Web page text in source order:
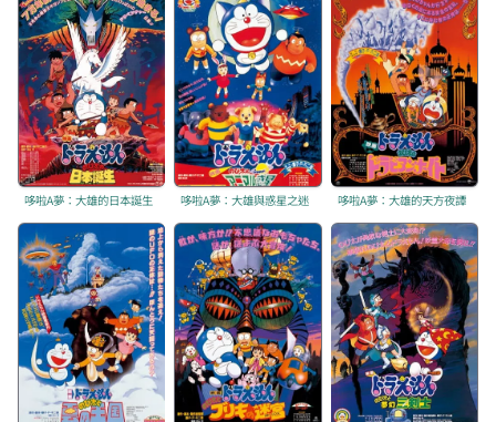
哆啦A夢：大雄的日本誕生 哆啦A夢：大雄與惑星之迷 哆啦A夢：大雄的天方夜譚